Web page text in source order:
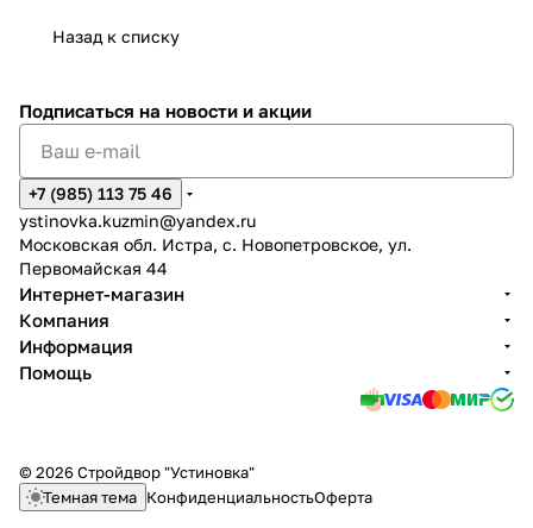
Назад к списку
Подписаться на новости и акции
+7 (985) 113 75 46
ystinovka.kuzmin@yandex.ru
Московская обл. Истра, с. Новопетровское, ул.
Первомайская 44
Интернет-магазин
Компания
Информация
Помощь
© 2026 Стройдвор "Устиновка"
Темная тема КонфиденциальностьОферта